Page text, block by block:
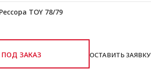
TOY 78/79
ПОД ЗАКАЗ ОСТАВИТЬ ЗАЯВКУ